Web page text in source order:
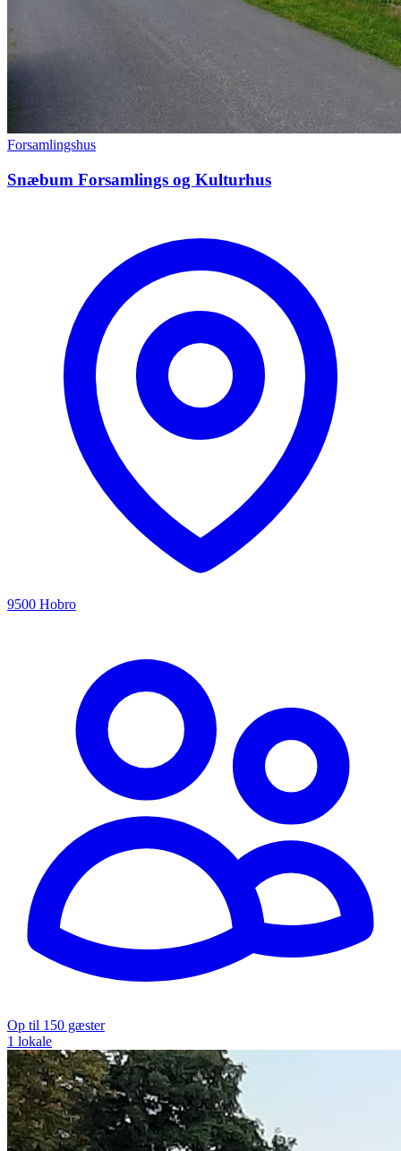
Forsamlingshus
Snæbum Forsamlings og Kulturhus
9500 Hobro
Op til 150 gæster
1 lokale